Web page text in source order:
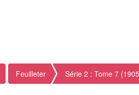
Feuilleter Série 2 : Tome 7